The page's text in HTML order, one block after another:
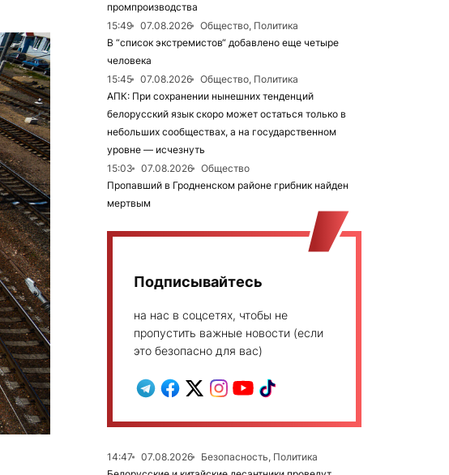
промпроизводства
15:49
07.08.2026
Общество, Политика
В “список экстремистов“ добавлено еще четыре
человека
15:45
07.08.2026
Общество, Политика
АПК: При сохранении нынешних тенденций
белорусский язык скоро может остаться только в
небольших сообществах, а на государственном
уровне — исчезнуть
15:03
07.08.2026
Общество
Пропавший в Гродненском районе грибник найден
мертвым
Подписывайтесь
на нас в соцсетях, чтобы не
пропустить важные новости (если
это безопасно для вас)
14:47 07.08.2026
Безопасность, Политика